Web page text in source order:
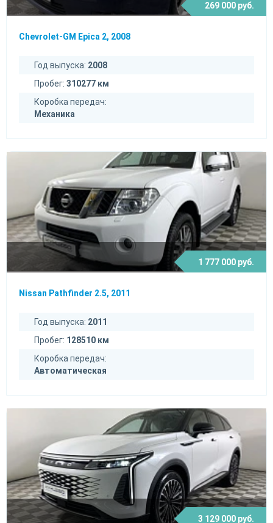
269 000 руб.
Chevrolet-GM Epica 2, 2008
Год выпуска: 2008
Пробег: 310277 км
Коробка передач:
Механика
1 777 000 руб.
Nissan Pathfinder 2.5, 2011
Год выпуска: 2011
Пробег: 128510 км
Коробка передач:
Автоматическая
3 129 000 руб.